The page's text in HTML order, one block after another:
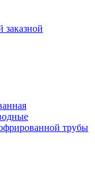
заказной
трубы